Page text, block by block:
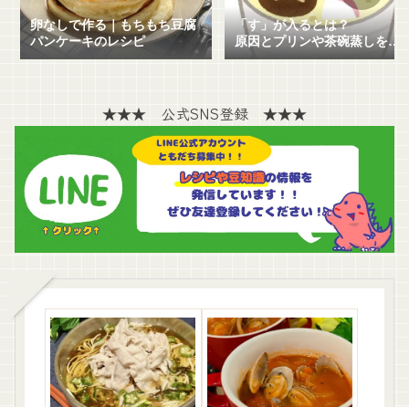
卵なしで作る｜もちもち豆腐
パンケーキのレシピ
「す」が入るとは？
原因とプリンや茶碗蒸しを失
敗せずに作る方法を解説！
★★★ 公式SNS登録 ★★★